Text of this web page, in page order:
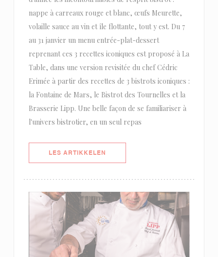
nappe à carreaux rouge et blanc, œufs Meurette,
volaille sauce au vin et île flottante, tout y est. Du 7
au 31 janvier un menu entrée-plat-dessert
reprenant ces 3 recettes iconiques est proposé à La
Table, dans une version revisitée du chef Cédric
Erimée à partir des recettes de 3 bistrots iconiques :
la Fontaine de Mars, le Bistrot des Tournelles et la
Brasserie Lipp. Une belle façon de se familiariser à
l'univers bistrotier, en un seul repas
LES ARTIKKELEN